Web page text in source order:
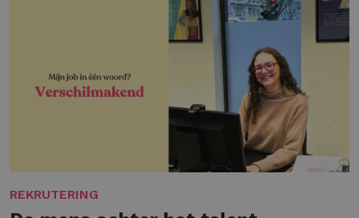
REKRUTERING